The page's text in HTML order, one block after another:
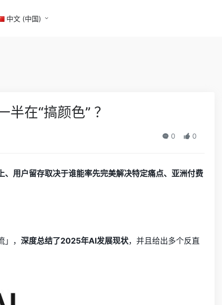
中文 (中国)
在“搞颜色” ？
0 0
用户留存取决于谁能率先完美解决特定痛点、亚洲付费
， 深度总结了2025年AI发展现状，并且给出多个反直